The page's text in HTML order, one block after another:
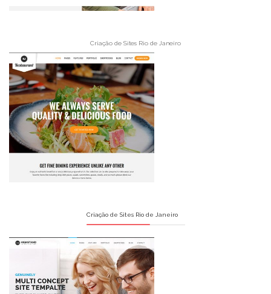
Criação de Sites Rio de Janeiro
Criação de Sites Rio de Janeiro